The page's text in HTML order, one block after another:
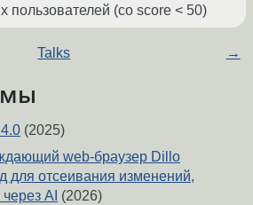
пользователей (со score < 50)
Talks →
(2025)
web-браузер Dillo
для отсеивания изменений,
AI (2026)